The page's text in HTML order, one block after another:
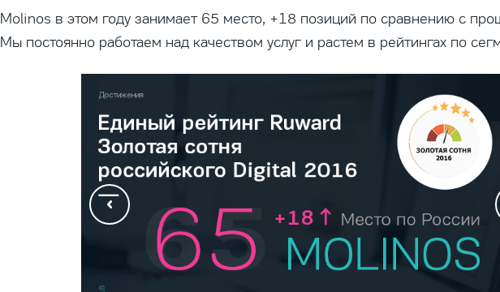
Molinos в этом году занимает 65 место, +18 позиций по сравнению с
Мы постоянно работаем над качеством услуг и растем в рейтингах по